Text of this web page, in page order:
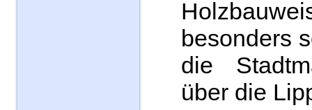
besonders
die
über die